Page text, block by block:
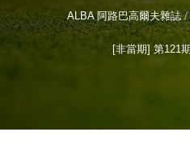
ALBA 阿路巴高爾夫雜誌
[非當期] 第121